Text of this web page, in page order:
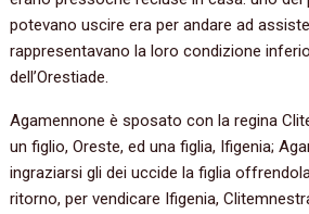
potevano uscire era per andare ad
rappresentavano la loro condizione
dell’Orestiade.
Agamennone è sposato con la regina
un figlio, Oreste, ed una figlia, Ifigenia;
ingraziarsi gli dei uccide la figlia
ritorno, per vendicare Ifigenia,